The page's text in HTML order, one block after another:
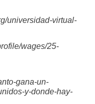
universidad-virtual-
wages/25-
gana-un-
y-donde-hay-